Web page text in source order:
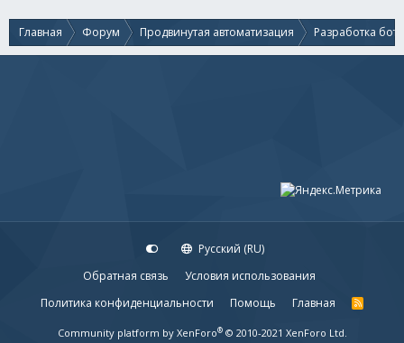
Главная Форум Продвинутая автоматизация Разработка
Русский (RU)
Обратная связь
Условия использования
Политика конфиденциальности
Помощь Главная
R
S
Community platform by XenForo® © 2010-2021 XenForo Ltd.